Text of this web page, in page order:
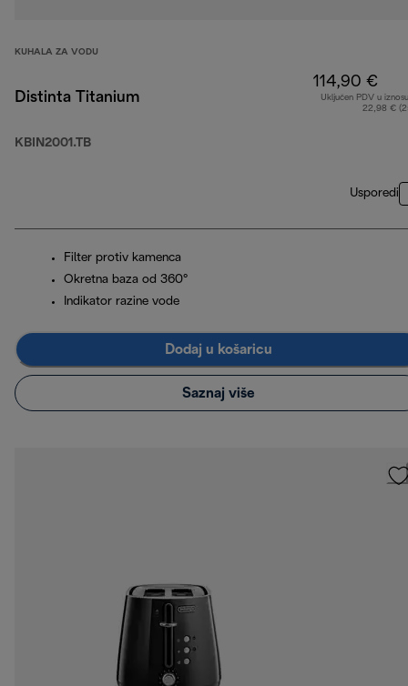
KUHALA ZA VODU
Distinta Titanium
KBIN2001.TB
114,90 €
Uključen PDV u
22,98 €
Usporedi
Filter protiv kamenca
Okretna baza od 360°
Indikator razine vode
Dodaj u košaricu
Saznaj više